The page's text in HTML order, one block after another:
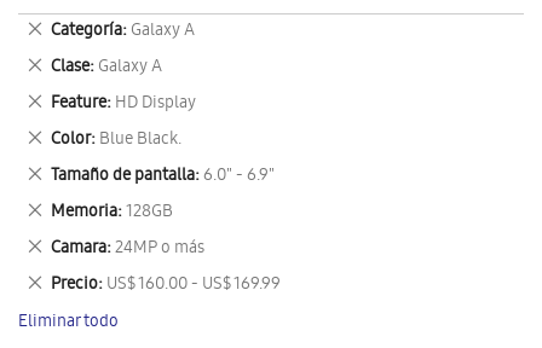
Categoría Galaxy A
Eliminar
este
artículo
Clase Galaxy A
Eliminar
este
artículo
Feature HD Display
Eliminar
este
artículo
Color Blue Black.
Eliminar
este
artículo
Tamaño de pantalla 6.0" - 6.9"
Eliminar
este
artículo
Memoria 128GB
Eliminar
este
artículo
Camara 24MP o más
Eliminar
este
artículo
Precio US$ 160.00 - US$ 169.99
Eliminar
este
artículo
Eliminar todo